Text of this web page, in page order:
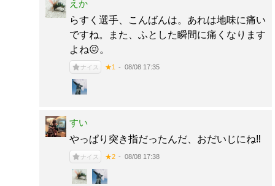
えか
らすく選手、こんばんは。あれは地味に痛い
ですね。また、ふとした瞬間に痛くなります
よね😖。
ナイス ★1 08/08 17:35
すい
やっぱり突き指だったんだ、おだいじにね‼️
ナイス ★2 08/08 17:38